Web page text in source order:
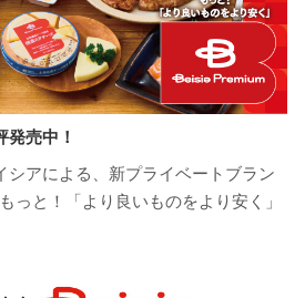
売中！
シアによる、新プライベートブラン
っと！「より良いものをより安く」